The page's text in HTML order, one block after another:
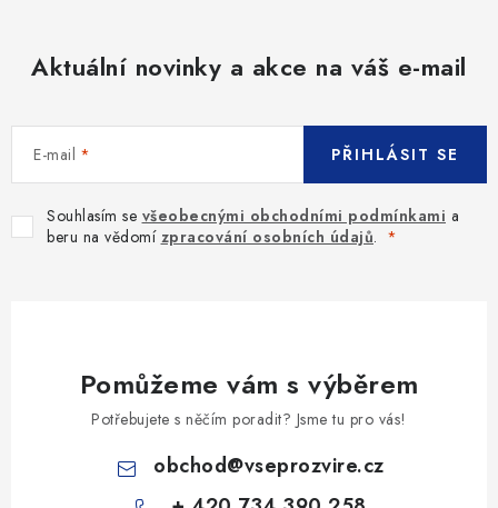
Aktuální novinky a akce na váš e-mail
E-mail
Souhlasím se všeobecnými obchodními podmínkami a
beru na vědomí zpracování osobních údajů.
PŘIHLÁSIT SE
Pomůžeme vám s výběrem
Potřebujete s něčím poradit? Jsme tu pro vás!
obchod@vseprozvire.cz